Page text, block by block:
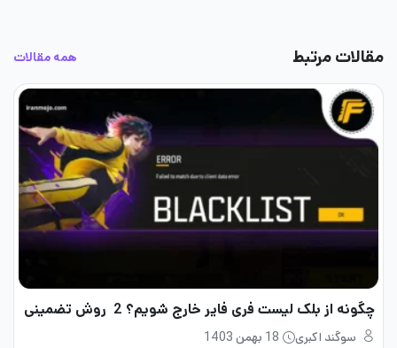
مقالات مرتبط همه مقالات
چگونه از بلک لیست فری فایر خارج شویم؟ 2 روش تضمینی
سوگند اکبری
18 بهمن 1403